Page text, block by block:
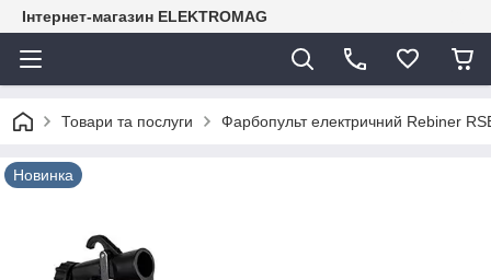
Інтернет-магазин ELEKTROMAG
Товари та послуги Фарбопульт електричний Rebiner
Новинка